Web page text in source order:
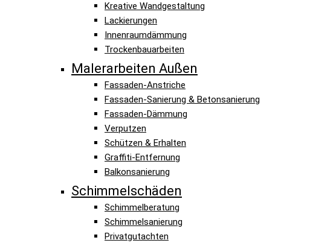
Kreative Wandgestaltung
Lackierungen
Innenraumdämmung
Trockenbauarbeiten
Malerarbeiten Außen
Fassaden-Anstriche
Fassaden-Sanierung & Betonsanierung
Fassaden-Dämmung
Verputzen
Schützen & Erhalten
Graffiti-Entfernung
Balkonsanierung
Schimmelschäden
Schimmelberatung
Schimmelsanierung
Privatgutachten